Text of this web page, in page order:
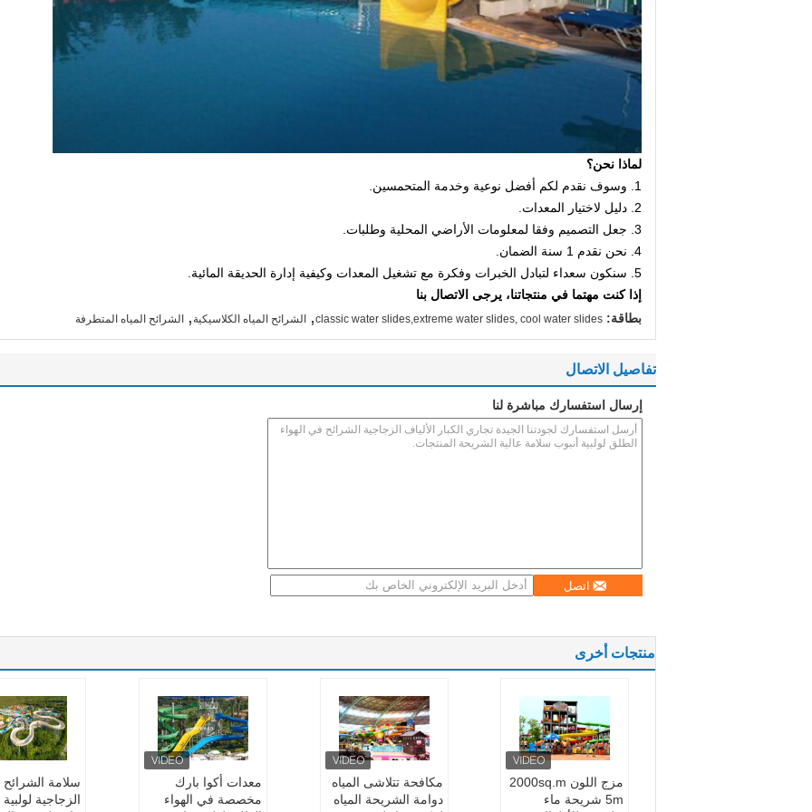
لماذا نحن؟
1. وسوف نقدم لكم أفضل نوعية وخدمة المتحمسين.
2. دليل لاختيار المعدات.
3. جعل التصميم وفقا لمعلومات الأراضي المحلية وطلبات.
4. نحن نقدم 1 سنة الضمان.
5. سنكون سعداء لتبادل الخبرات وفكرة مع تشغيل المعدات وكيفية إدارة الحديقة المائية.
إذا كنت مهتما في منتجاتنا، يرجى الاتصال بنا
بطاقة: classic water slides,extreme water slides, cool water slides الشرائح المياه الكلاسيكية الشرائح المياه المتطرفة
تفاصيل الاتصال
إرسال استفسارك مباشرة لنا
اتصل
منتجات أخرى
سلامة الشرائح
الزجاجية
معدات أكوا بارك
مخصصة في الهواء
مكافحة تتلاشى المياه
دوامة الشريحة المياه
مزج اللون 2000sq.m
5m شريحة ماء